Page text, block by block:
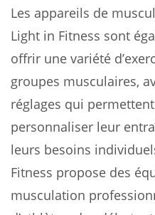
Les appareils de
Light in Fitness sont
offrir une variété
groupes musculaires,
réglages qui
personnaliser leur
leurs besoins
Fitness propose des
musculation